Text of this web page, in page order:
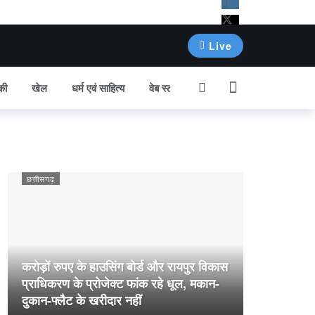
Live
खेल धर्म एवं साहित्य वेब स्टोरी अन्य खबर
छत्तीसगढ़
करोड़ों रुपए के हाउसिंग बोर्ड और रायपुर विकास
प्राधिकरण के प्रोजेक्ट फांक रहे धूल, मकान-
दुकान-फ्लैट के खरीदार नहीं